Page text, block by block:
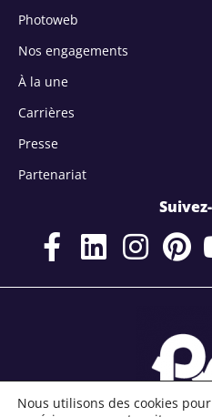
Photoweb
Nos engagements
À la une
Carrières
Presse
Partenariat
Nous utilisons des cookies